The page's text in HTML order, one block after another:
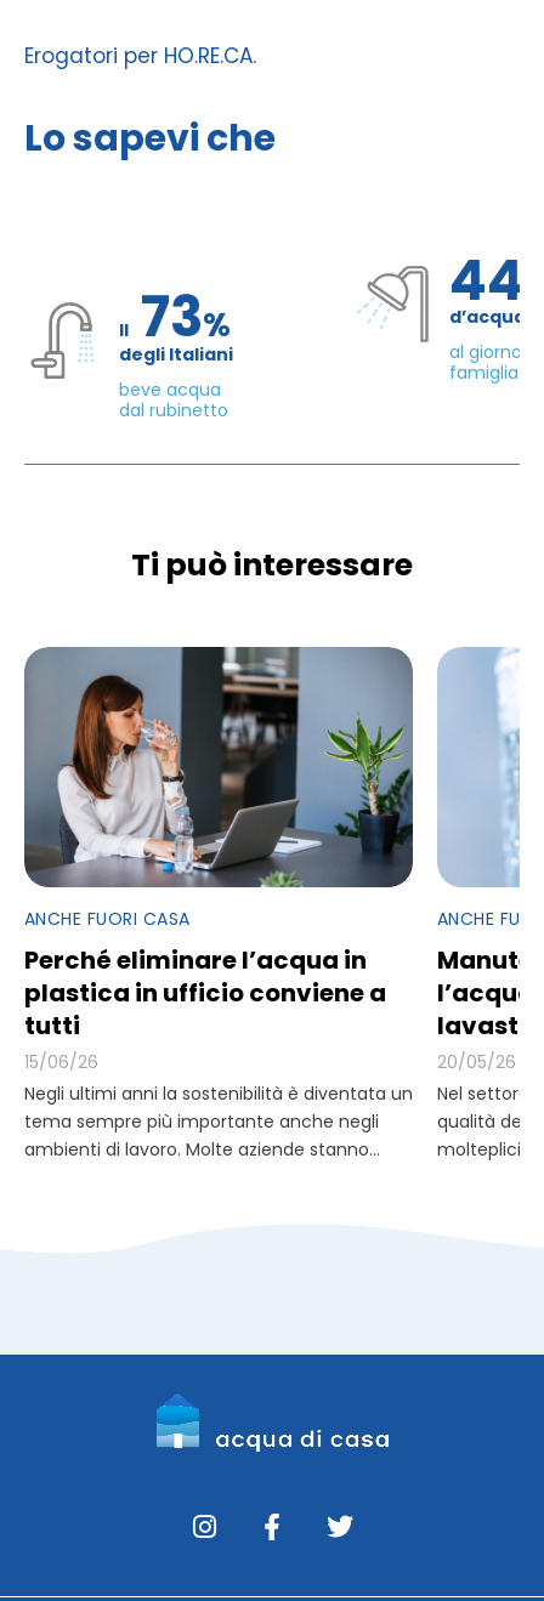
Erogatori per HO.RE.CA.
Lo sapevi che
Il 73%
degli Italiani
beve acqua
dal rubinetto
d’acqua
al giorno
famiglia di
Ti può interessare
ANCHE FUORI CASA
Perché eliminare l’acqua in
plastica in ufficio conviene a
tutti
15/06/26
Negli ultimi anni la sostenibilità è diventata un
tema sempre più importante anche negli
ambienti di lavoro. Molte aziende stanno...
ANCHE
l’acqua
20/05/26
Nel settore
qualità del
molteplicità